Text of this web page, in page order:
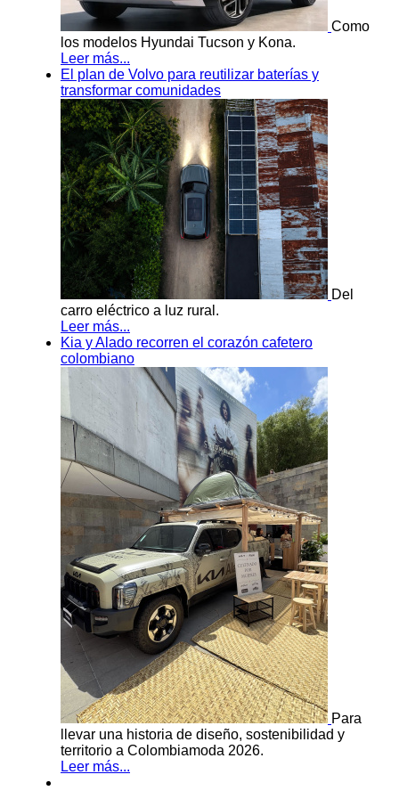
Como
los modelos Hyundai Tucson y Kona.
Leer más...
El plan de Volvo para reutilizar baterías y
transformar comunidades
Del
carro eléctrico a luz rural.
Leer más...
Kia y Alado recorren el corazón cafetero
colombiano
Para
llevar una historia de diseño, sostenibilidad y
territorio a Colombiamoda 2026.
Leer más...